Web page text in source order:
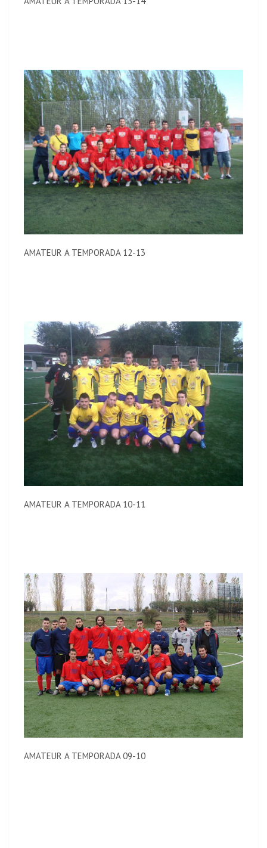
AMATEUR A TEMPORADA 12-13
AMATEUR A TEMPORADA 10-11
AMATEUR A TEMPORADA 09-10